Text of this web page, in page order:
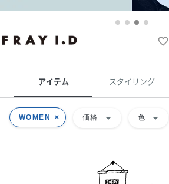
favorite_border
アイテム スタイリング
WOMEN 価格 arrow_drop_down 色 arrow_drop_down